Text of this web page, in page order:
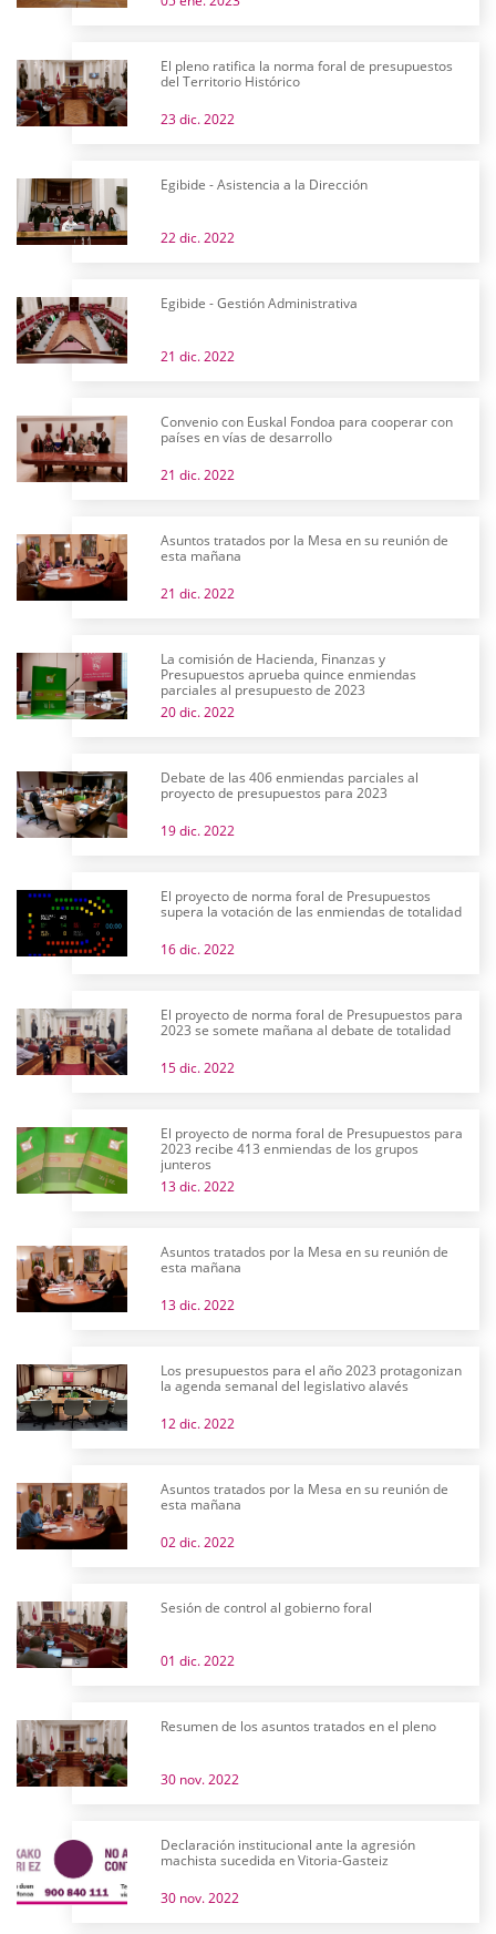
El pleno ratifica la norma foral de presupuestos
del Territorio Histórico
23 dic. 2022
Egibide - Asistencia a la Dirección
22 dic. 2022
Egibide - Gestión Administrativa
21 dic. 2022
Convenio con Euskal Fondoa para cooperar con
países en vías de desarrollo
21 dic. 2022
Asuntos tratados por la Mesa en su reunión de
esta mañana
21 dic. 2022
La comisión de Hacienda, Finanzas y
Presupuestos aprueba quince enmiendas
parciales al presupuesto de 2023
20 dic. 2022
Debate de las 406 enmiendas parciales al
proyecto de presupuestos para 2023
19 dic. 2022
El proyecto de norma foral de Presupuestos
supera la votación de las enmiendas de totalidad
16 dic. 2022
El proyecto de norma foral de Presupuestos para
2023 se somete mañana al debate de totalidad
15 dic. 2022
El proyecto de norma foral de Presupuestos para
2023 recibe 413 enmiendas de los grupos
junteros
13 dic. 2022
Asuntos tratados por la Mesa en su reunión de
esta mañana
13 dic. 2022
Los presupuestos para el año 2023 protagonizan
la agenda semanal del legislativo alavés
12 dic. 2022
Asuntos tratados por la Mesa en su reunión de
esta mañana
02 dic. 2022
Sesión de control al gobierno foral
01 dic. 2022
Resumen de los asuntos tratados en el pleno
30 nov. 2022
Declaración institucional ante la agresión
machista sucedida en Vitoria-Gasteiz
30 nov. 2022